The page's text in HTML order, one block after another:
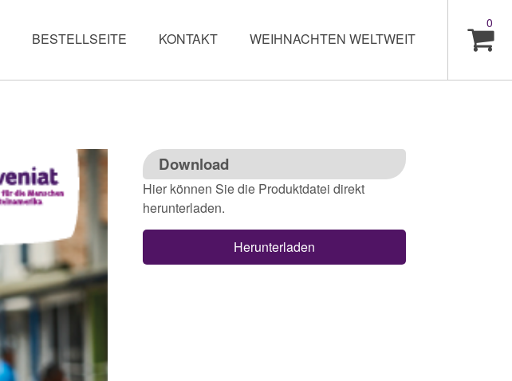
0
BESTELLSEITE KONTAKT WEIHNACHTEN WELTWEIT
Download
Hier können Sie die Produktdatei direkt
herunterladen.
Herunterladen